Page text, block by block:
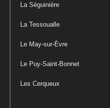
La Séguinière
La Tessoualle
Le May-sur-Èvre
Le Puy-Saint-Bonnet
Les Cerqueux